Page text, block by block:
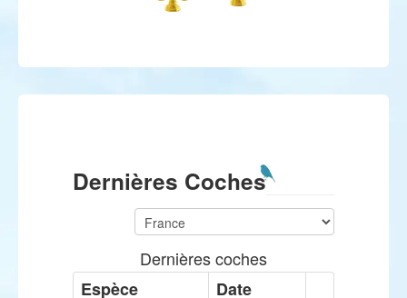
Dernières Coches
Dernières coches
Espèce
Date